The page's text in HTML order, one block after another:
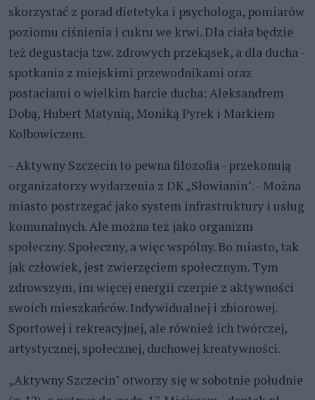
skorzystać z porad dietetyka i psychologa, pomiarów
poziomu ciśnienia i cukru we krwi. Dla ciała będzie
też degustacja tzw. zdrowych przekąsek, a dla ducha -
spotkania z miejskimi przewodnikami oraz
postaciami o wielkim harcie ducha: Aleksandrem
Dobą, Hubert Matynią, Moniką Pyrek i Markiem
Kolbowiczem.
- Aktywny Szczecin to pewna filozofia - przekonują
organizatorzy wydarzenia z DK „Słowianin". - Można
miasto postrzegać jako system infrastruktury i usług
komunalnych. Ale można też jako organizm
społeczny. Społeczny, a więc wspólny. Bo miasto, tak
jak człowiek, jest zwierzęciem społecznym. Tym
zdrowszym, im więcej energii czerpie z aktywności
swoich mieszkańców. Indywidualnej i zbiorowej.
Sportowej i rekreacyjnej, ale również ich twórczej,
artystycznej, społecznej, duchowej kreatywności.
„Aktywny Szczecin" otworzy się w sobotnie południe